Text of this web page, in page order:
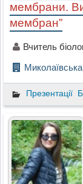
мембрани.
мембран”
Вчитель
Презентації